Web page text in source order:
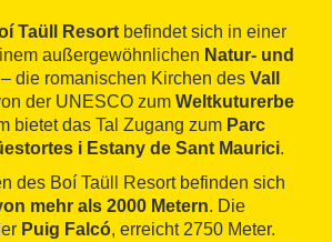
Taüll Resort befindet sich in einer
außergewöhnlichen Natur- und
– die romanischen Kirchen des Vall
der UNESCO zum Weltkuturerbe
bietet das Tal Zugang zum Parc
i Estany de Sant Maurici.
des Boí Taüll Resort befinden sich
mehr als 2000 Metern. Die
Puig Falcó, erreicht 2750 Meter.